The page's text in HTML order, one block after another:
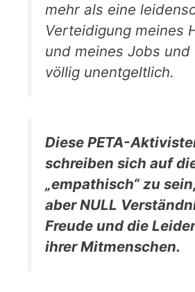
mehr als eine
Verteidigung meines
und meines Jobs und
völlig unentgeltlich.
Diese PETA-
schreiben sich auf
„empathisch“ zu
aber NULL
Freude und die
ihrer Mitmenschen.